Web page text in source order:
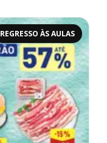
REGRESSO ÀS AULAS